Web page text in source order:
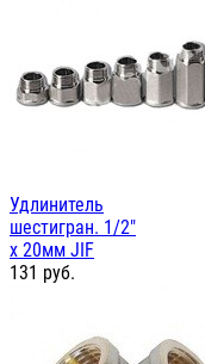
Удлинитель
шестигран. 1/2"
х 20мм JIF
131 руб.